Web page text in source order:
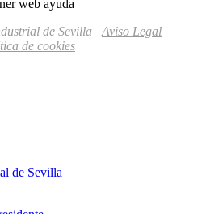
de Sevilla Aviso Legal
de cookies